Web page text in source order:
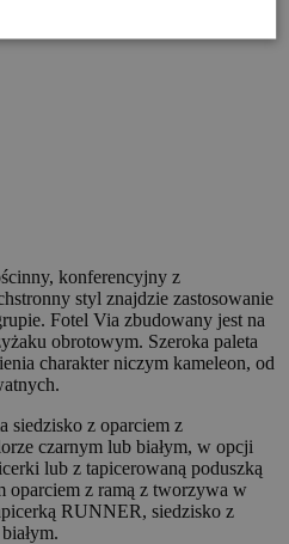
konferencyjny z
styl znajdzie zastosowanie
Fotel Via zbudowany jest na
obrotowym. Szeroka paleta
charakter niczym kameleon, od
siedzisko z oparciem z
czarnym lub białym, w opcji
lub z tapicerowaną poduszką
oparciem z ramą z tworzywa w
RUNNER, siedzisko z